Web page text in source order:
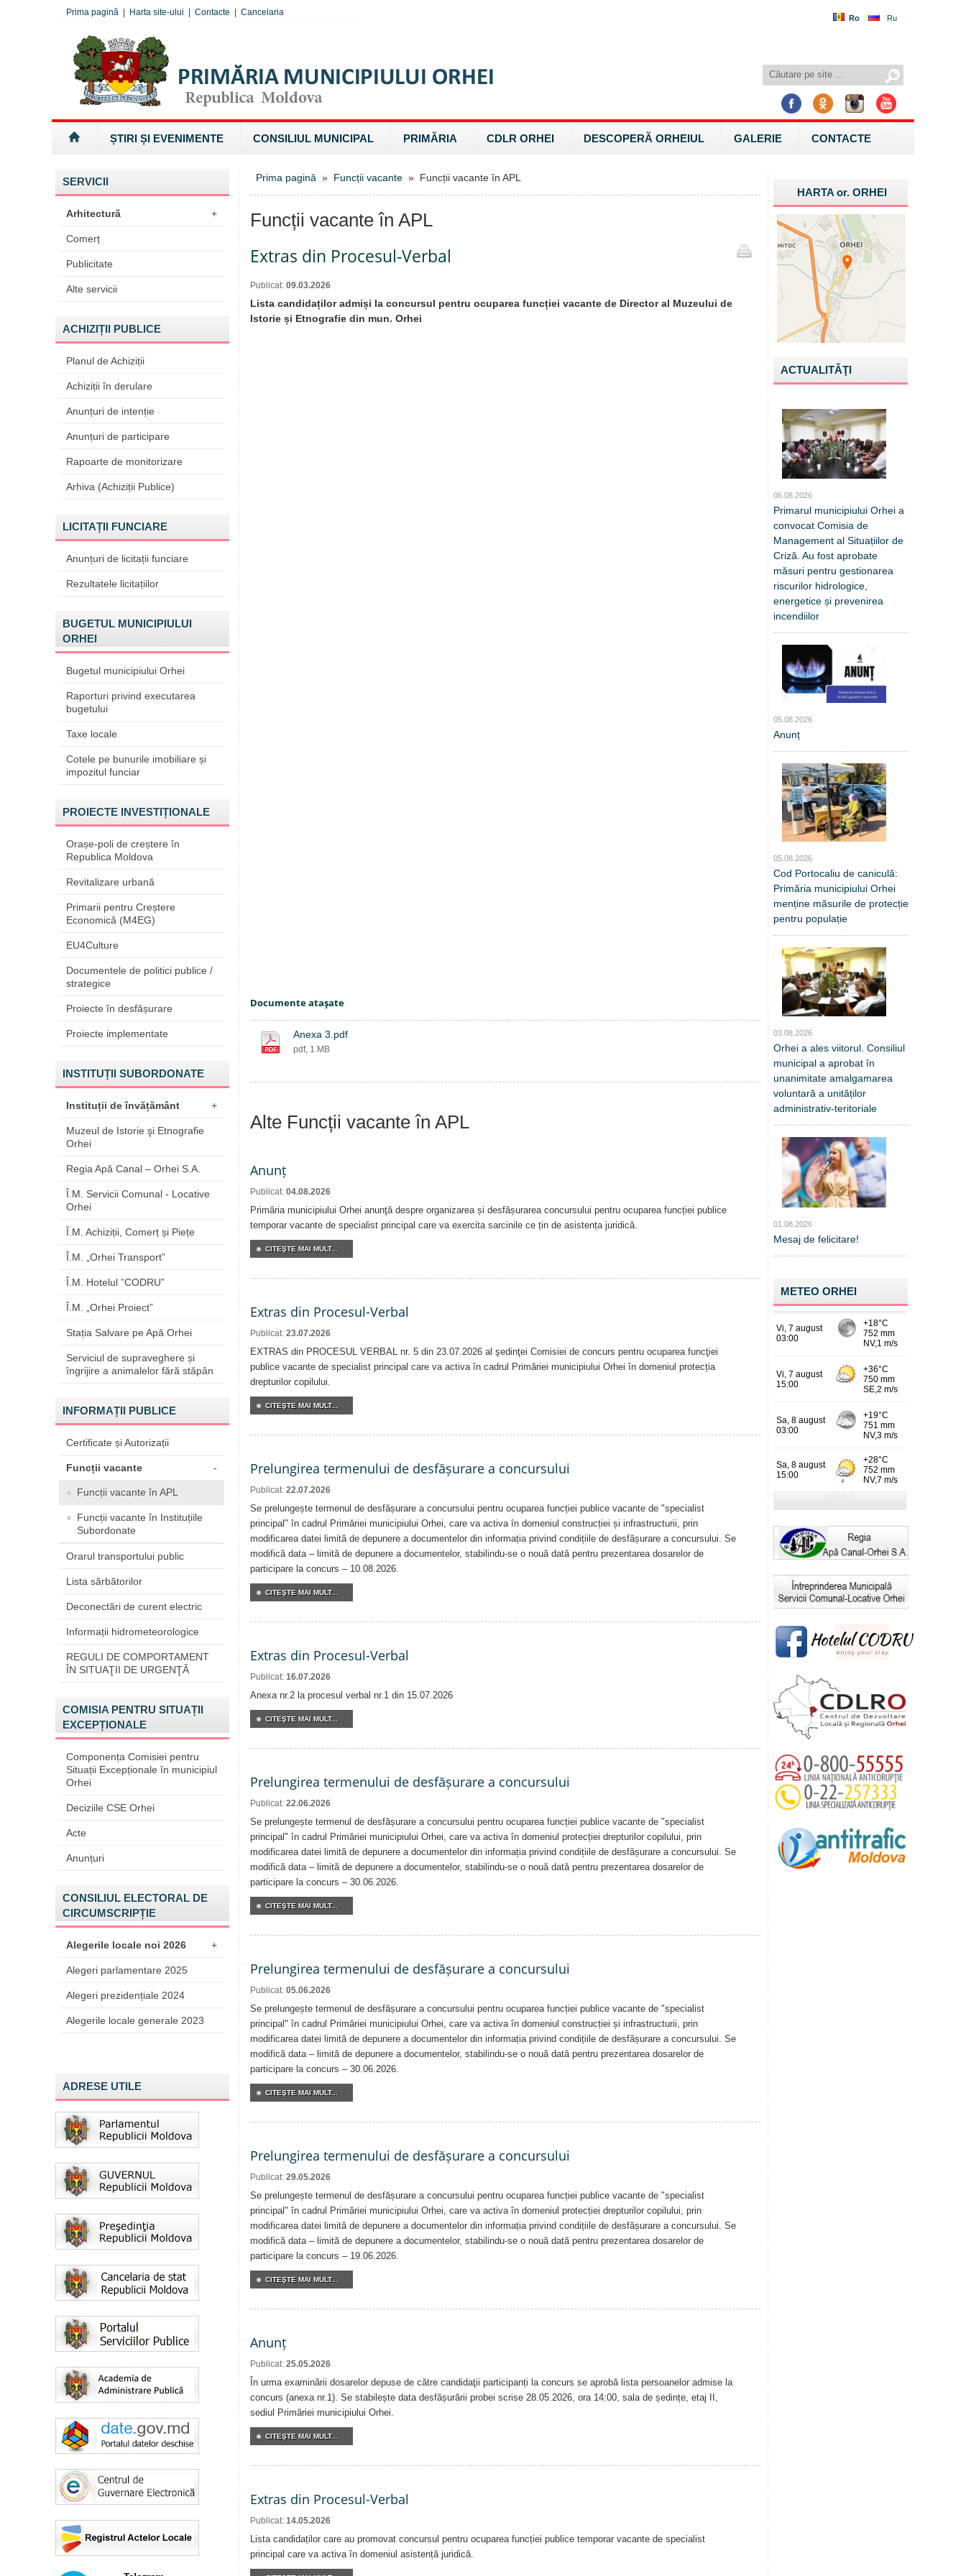
Ro Ru
Prima pagină Harta site-ului Contacte Cancelaria
ȘTIRI ȘI EVENIMENTE CONSILIUL MUNICIPAL PRIMĂRIA CDLR ORHEI DESCOPERĂ ORHEIUL GALERIE CONTACTE
SERVICII
Arhitectură +
Comerț
Publicitate
Alte servicii
ACHIZIȚII PUBLICE
Planul de Achiziții
Achiziții în derulare
Anunțuri de intenție
Anunțuri de participare
Rapoarte de monitorizare
Arhiva (Achiziții Publice)
LICITAȚII FUNCIARE
Anunțuri de licitații funciare
Rezultatele licitațiilor
BUGETUL MUNICIPIULUI
ORHEI
Bugetul municipiului Orhei
Raporturi privind executarea
bugetului
Taxe locale
Cotele pe bunurile imobiliare și
impozitul funciar
PROIECTE INVESTIȚIONALE
Orașe-poli de creștere în
Republica Moldova
Revitalizare urbană
Primarii pentru Creștere
Economică (M4EG)
EU4Culture
Documentele de politici publice /
strategice
Proiecte în desfășurare
Proiecte implementate
INSTITUȚII SUBORDONATE
Instituții de învățământ +
Muzeul de Istorie şi Etnografie
Orhei
Regia Apă Canal – Orhei S.A.
Î.M. Servicii Comunal - Locative
Orhei
Î.M. Achiziții, Comerț și Piețe
Î.M. „Orhei Transport”
Î.M. Hotelul ”CODRU”
Î.M. „Orhei Proiect”
Stația Salvare pe Apă Orhei
Serviciul de supraveghere și
îngrijire a animalelor fără stăpân
INFORMAȚII PUBLICE
Certificate și Autorizații
Funcții vacante -
Funcții vacante în APL
Funcții vacante în Instituțiile
Subordonate
Orarul transportului public
Lista sărbătorilor
Deconectări de curent electric
Informații hidrometeorologice
REGULI DE COMPORTAMENT
ÎN SITUAŢII DE URGENŢĂ
COMISIA PENTRU SITUAȚII
EXCEPȚIONALE
Componența Comisiei pentru
Situații Excepționale în municipiul
Orhei
Deciziile CSE Orhei
Acte
Anunțuri
CONSILIUL ELECTORAL DE
CIRCUMSCRIPȚIE
Alegerile locale noi 2026 +
Alegeri parlamentare 2025
Alegeri prezidențiale 2024
Alegerile locale generale 2023
ADRESE UTILE
Prima pagină » Funcții vacante » Funcții vacante în APL
Funcții vacante în APL
Extras din Procesul-Verbal
Publicat: 09.03.2026
Lista candidaților admiși la concursul pentru ocuparea funcției vacante de Director al Muzeului de
Istorie și Etnografie din mun. Orhei
Documente ataşate
Anexa 3.pdf
pdf, 1 MB
Alte Funcții vacante în APL
Anunț
Publicat: 04.08.2026
Primăria municipiului Orhei anunţă despre organizarea și desfășurarea concursului pentru ocuparea funcției publice
temporar vacante de specialist principal care va exercita sarcinile ce țin de asistența juridică.
CITEŞTE MAI MULT...
Extras din Procesul-Verbal
Publicat: 23.07.2026
EXTRAS din PROCESUL VERBAL nr. 5 din 23.07.2026 al şedinţei Comisiei de concurs pentru ocuparea funcţiei
publice vacante de specialist principal care va activa în cadrul Primăriei municipiului Orhei în domeniul protecția
drepturilor copilului.
CITEŞTE MAI MULT...
Prelungirea termenului de desfășurare a concursului
Publicat: 22.07.2026
Se prelungește termenul de desfășurare a concursului pentru ocuparea funcției publice vacante de "specialist
principal" în cadrul Primăriei municipiului Orhei, care va activa în domeniul construcției și infrastructurii, prin
modificarea datei limită de depunere a documentelor din informația privind condițiile de desfășurare a concursului. Se
modifică data – limită de depunere a documentelor, stabilindu-se o nouă dată pentru prezentarea dosarelor de
participare la concurs – 10.08.2026.
CITEŞTE MAI MULT...
Extras din Procesul-Verbal
Publicat: 16.07.2026
Anexa nr.2 la procesul verbal nr.1 din 15.07.2026
CITEŞTE MAI MULT...
Prelungirea termenului de desfășurare a concursului
Publicat: 22.06.2026
Se prelungește termenul de desfășurare a concursului pentru ocuparea funcției publice vacante de "specialist
principal" în cadrul Primăriei municipiului Orhei, care va activa în domeniul protecției drepturilor copilului, prin
modificarea datei limită de depunere a documentelor din informația privind condițiile de desfășurare a concursului. Se
modifică data – limită de depunere a documentelor, stabilindu-se o nouă dată pentru prezentarea dosarelor de
participare la concurs – 30.06.2026.
CITEŞTE MAI MULT...
Prelungirea termenului de desfășurare a concursului
Publicat: 05.06.2026
Se prelungește termenul de desfășurare a concursului pentru ocuparea funcției publice vacante de "specialist
principal" în cadrul Primăriei municipiului Orhei, care va activa în domeniul construcției și infrastructurii, prin
modificarea datei limită de depunere a documentelor din informația privind condițiile de desfășurare a concursului. Se
modifică data – limită de depunere a documentelor, stabilindu-se o nouă dată pentru prezentarea dosarelor de
participare la concurs – 30.06.2026.
CITEŞTE MAI MULT...
Prelungirea termenului de desfășurare a concursului
Publicat: 29.05.2026
Se prelungește termenul de desfășurare a concursului pentru ocuparea funcției publice vacante de "specialist
principal" în cadrul Primăriei municipiului Orhei, care va activa în domeniul protecției drepturilor copilului, prin
modificarea datei limită de depunere a documentelor din informația privind condițiile de desfășurare a concursului. Se
modifică data – limită de depunere a documentelor, stabilindu-se o nouă dată pentru prezentarea dosarelor de
participare la concurs – 19.06.2026.
CITEŞTE MAI MULT...
Anunț
Publicat: 25.05.2026
În urma examinării dosarelor depuse de către candidaţii participanți la concurs se aprobă lista persoanelor admise la
concurs (anexa nr.1). Se stabilește data desfășurării probei scrise 28.05.2026, ora 14:00, sala de ședințe, etaj II,
sediul Primăriei municipiului Orhei.
CITEŞTE MAI MULT...
Extras din Procesul-Verbal
Publicat: 14.05.2026
Lista candidaților care au promovat concursul pentru ocuparea funcției publice temporar vacante de specialist
principal care va activa în domeniul asistență juridică.
HARTA or.ORHEI
ACTUALITĂŢI
06.08.2026
Primarul municipiului Orhei a
convocat Comisia de
Management al Situațiilor de
Criză. Au fost aprobate
măsuri pentru gestionarea
riscurilor hidrologice,
energetice și prevenirea
incendiilor
05.08.2026
Anunț
05.08.2026
Cod Portocaliu de caniculă:
Primăria municipiului Orhei
menține măsurile de protecție
pentru populație
03.08.2026
Orhei a ales viitorul. Consiliul
municipal a aprobat în
unanimitate amalgamarea
voluntară a unităților
administrativ-teritoriale
01.08.2026
Mesaj de felicitare!
METEO ORHEI